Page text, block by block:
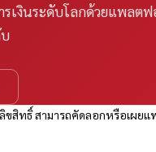
เงินระดับโลกด้วยแพลตฟ
ขสิทธิ์ สามารถคัดลอกหรือเผ